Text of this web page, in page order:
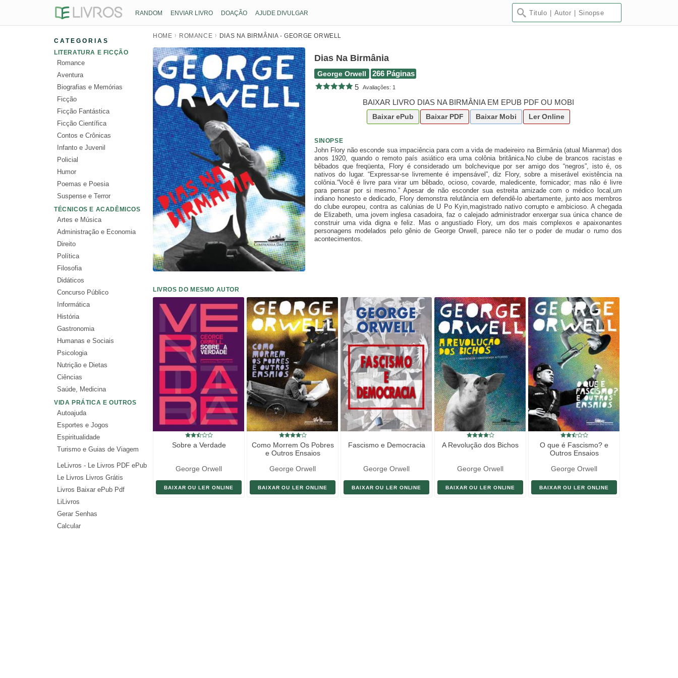
RANDOM ENVIAR LIVRO DOAÇÃO AJUDE DIVULGAR
CATEGORIAS
LITERATURA E FICÇÃO
Romance
Aventura
Biografias e Memórias
Ficção
Ficção Fantástica
Ficção Científica
Contos e Crônicas
Infanto e Juvenil
Policial
Humor
Poemas e Poesia
Suspense e Terror
TÉCNICOS E ACADÊMICOS
Artes e Música
Administração e Economia
Direito
Política
Filosofia
Didáticos
Concurso Público
Informática
História
Gastronomia
Humanas e Sociais
Psicologia
Nutrição e Dietas
Ciências
Saúde, Medicina
VIDA PRÁTICA E OUTROS
Autoajuda
Esportes e Jogos
Espiritualidade
Turismo e Guias de Viagem
LeLivros - Le Livros PDF ePub
Le Livros Livros Grátis
Livros Baixar ePub Pdf
LiLivros
Gerar Senhas
Calcular
HOME ROMANCE DIAS NA BIRMÂNIA - GEORGE ORWELL
Dias Na Birmânia
George Orwell
266 Páginas
5
Avaliações: 1
BAIXAR LIVRO DIAS NA BIRMÂNIA EM EPUB PDF OU MOBI
Baixar ePub Baixar PDF Baixar Mobi Ler Online
SINOPSE
John Flory não esconde sua impaciência para com a vida de madeireiro na Birmânia (atual Mianmar) dos
anos 1920, quando o remoto país asiático era uma colônia britânica.No clube de brancos racistas e
bêbados que freqüenta, Flory é considerado um bolchevique por ser amigo dos “negros”, isto é, os
nativos do lugar. “Expressar-se livremente é impensável”, diz Flory, sobre a miserável existência na
colônia.“Você é livre para virar um bêbado, ocioso, covarde, maledicente, fornicador; mas não é livre
para pensar por si mesmo.” Apesar de não esconder sua estreita amizade com o médico local,um
indiano honesto e dedicado, Flory demonstra relutância em defendê-lo abertamente, junto aos membros
do clube europeu, contra as calúnias de U Po Kyin,magistrado nativo corrupto e ambicioso. A chegada
de Elizabeth, uma jovem inglesa casadoira, faz o calejado administrador enxergar sua única chance de
construir uma vida digna e feliz. Mas o angustiado Flory, um dos mais complexos e apaixonantes
personagens modelados pelo gênio de George Orwell, parece não ter o poder de mudar o rumo dos
acontecimentos.
LIVROS DO MESMO AUTOR
Sobre a Verdade
George Orwell
BAIXAR OU LER ONLINE
Como Morrem Os Pobres
e Outros Ensaios
George Orwell
BAIXAR OU LER ONLINE
Fascismo e Democracia
George Orwell
BAIXAR OU LER ONLINE
A Revolução dos Bichos
George Orwell
BAIXAR OU LER ONLINE
O que é Fascismo? e
Outros Ensaios
George Orwell
BAIXAR OU LER ONLINE